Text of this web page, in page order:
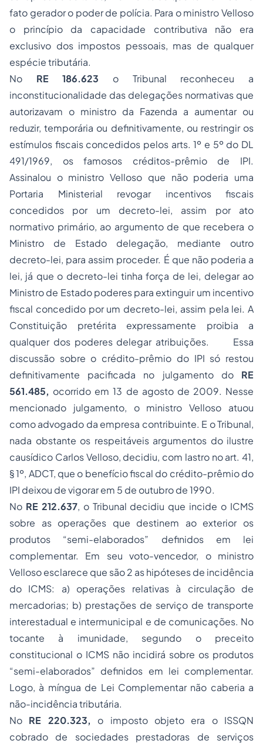
fato gerador o poder de polícia. Para o ministro Velloso
o princípio da capacidade contributiva não era
exclusivo dos impostos pessoais, mas de qualquer
espécie tributária.
No RE 186.623 o Tribunal reconheceu a
inconstitucionalidade das delegações normativas que
autorizavam o ministro da Fazenda a aumentar ou
reduzir, temporária ou definitivamente, ou restringir os
estímulos fiscais concedidos pelos arts. 1º e 5º do DL
491/1969, os famosos créditos-prêmio de IPI.
Assinalou o ministro Velloso que não poderia uma
Portaria Ministerial revogar incentivos fiscais
concedidos por um decreto-lei, assim por ato
normativo primário, ao argumento de que recebera o
Ministro de Estado delegação, mediante outro
decreto-lei, para assim proceder. É que não poderia a
lei, já que o decreto-lei tinha força de lei, delegar ao
Ministro de Estado poderes para extinguir um incentivo
fiscal concedido por um decreto-lei, assim pela lei. A
Constituição pretérita expressamente proibia a
qualquer dos poderes delegar atribuições. Essa
discussão sobre o crédito-prêmio do IPI só restou
definitivamente pacificada no julgamento do RE
561.485, ocorrido em 13 de agosto de 2009. Nesse
mencionado julgamento, o ministro Velloso atuou
como advogado da empresa contribuinte. E o Tribunal,
nada obstante os respeitáveis argumentos do ilustre
causídico Carlos Velloso, decidiu, com lastro no art. 41,
§ 1º, ADCT, que o benefício fiscal do crédito-prêmio do
IPI deixou de vigorar em 5 de outubro de 1990.
No RE 212.637, o Tribunal decidiu que incide o ICMS
sobre as operações que destinem ao exterior os
produtos “semi-elaborados” definidos em lei
complementar. Em seu voto-vencedor, o ministro
Velloso esclarece que são 2 as hipóteses de incidência
do ICMS: a) operações relativas à circulação de
mercadorias; b) prestações de serviço de transporte
interestadual e intermunicipal e de comunicações. No
tocante à imunidade, segundo o preceito
constitucional o ICMS não incidirá sobre os produtos
“semi-elaborados” definidos em lei complementar.
Logo, à míngua de Lei Complementar não caberia a
não-incidência tributária.
No RE 220.323, o imposto objeto era o ISSQN
cobrado de sociedades prestadoras de serviços